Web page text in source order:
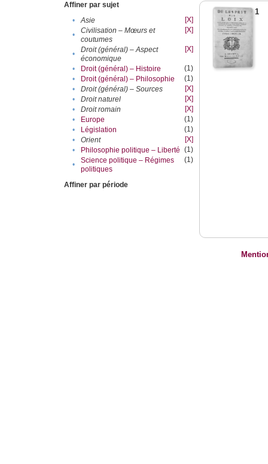
Affiner par sujet
•
Asie
[X]
•
Civilisation – Mœurs et
coutumes
[X]
•
Droit (général) – Aspect
économique
[X]
• Droit (général) – Histoire
(1)
•
Droit (général) – Philosophie
(1)
•
Droit (général) – Sources
[X]
•
Droit naturel
[X]
•
Droit romain
[X]
•
Europe
(1)
•
Législation
(1)
•
Orient
[X]
•
Philosophie politique – Liberté (1)
•
Science politique – Régimes
politiques
(1)
Affiner par période
1